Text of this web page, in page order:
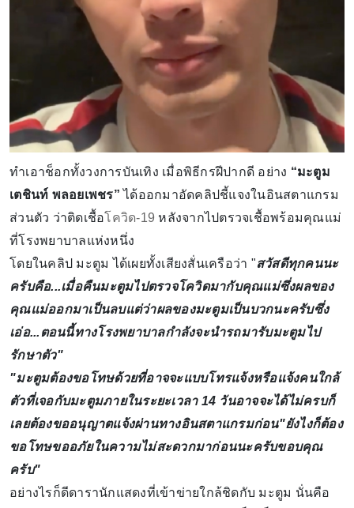
ทำเอาช็อกทั้งวงการบันเทิง เมื่อพิธีกรฝีปากดี อย่าง “มะตูม
เตชินท์ พลอยเพชร” ได้ออกมาอัดคลิปชี้แจงในอินสตาแกรม
ส่วนตัว ว่าติดเชื้อโควิด-19 หลังจากไปตรวจเชื้อพร้อมคุณแม่
ที่โรงพยาบาลแห่งหนึ่ง
โดยในคลิป มะตูม ได้เผยทั้งเสียงสั่นเครือว่า "สวัสดีทุกคนนะ
ครับคือ...เมื่อคืนมะตูมไปตรวจโควิดมากับคุณแม่ซึ่งผลของ
คุณแม่ออกมาเป็นลบแต่ว่าผลของมะตูมเป็นบวกนะครับซึ่ง
เอ่อ...ตอนนี้ทางโรงพยาบาลกำลังจะนำรถมารับมะตูมไป
รักษาตัว"
"มะตูมต้องขอโทษด้วยที่อาจจะแบบโทรแจ้งหรือแจ้งคนใกล้
ตัวที่เจอกับมะตูมภายในระยะเวลา 14 วันอาจจะได้ไม่ครบก็
เลยต้องขออนุญาตแจ้งผ่านทางอินสตาแกรมก่อน"ยังไงก็ต้อง
ขอโทษขออภัยในความไม่สะดวกมาก่อนนะครับขอบคุณ
ครับ"
อย่างไรก็ดีดารานักแสดงที่เข้าข่ายใกล้ชิดกับ มะตูม นั่นคือ